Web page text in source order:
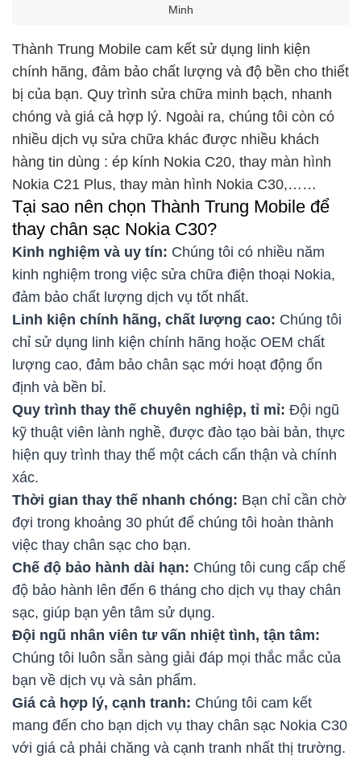
Minh
Thành Trung Mobile cam kết sử dụng linh kiện
chính hãng, đảm bảo chất lượng và độ bền cho thiết
bị của bạn. Quy trình sửa chữa minh bạch, nhanh
chóng và giá cả hợp lý. Ngoài ra, chúng tôi còn có
nhiều dịch vụ sửa chữa khác được nhiều khách
hàng tin dùng : ép kính Nokia C20, thay màn hình
Nokia C21 Plus, thay màn hình Nokia C30,……
Tại sao nên chọn Thành Trung Mobile để
thay chân sạc Nokia C30?
Kinh nghiệm và uy tín: Chúng tôi có nhiều năm
kinh nghiệm trong việc sửa chữa điện thoại Nokia,
đảm bảo chất lượng dịch vụ tốt nhất.
Linh kiện chính hãng, chất lượng cao: Chúng tôi
chỉ sử dụng linh kiện chính hãng hoặc OEM chất
lượng cao, đảm bảo chân sạc mới hoạt động ổn
định và bền bỉ.
Quy trình thay thế chuyên nghiệp, tỉ mỉ: Đội ngũ
kỹ thuật viên lành nghề, được đào tạo bài bản, thực
hiện quy trình thay thế một cách cẩn thận và chính
xác.
Thời gian thay thế nhanh chóng: Bạn chỉ cần chờ
đợi trong khoảng 30 phút để chúng tôi hoàn thành
việc thay chân sạc cho bạn.
Chế độ bảo hành dài hạn: Chúng tôi cung cấp chế
độ bảo hành lên đến 6 tháng cho dịch vụ thay chân
sạc, giúp bạn yên tâm sử dụng.
Đội ngũ nhân viên tư vấn nhiệt tình, tận tâm:
Chúng tôi luôn sẵn sàng giải đáp mọi thắc mắc của
bạn về dịch vụ và sản phẩm.
Giá cả hợp lý, cạnh tranh: Chúng tôi cam kết
mang đến cho bạn dịch vụ thay chân sạc Nokia C30
với giá cả phải chăng và cạnh tranh nhất thị trường.